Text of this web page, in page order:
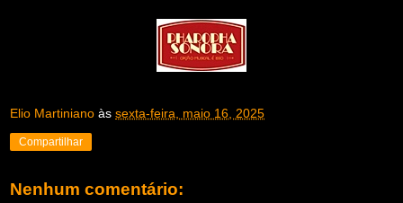
Elio Martiniano às sexta-feira, maio 16, 2025
Compartilhar
Nenhum comentário: